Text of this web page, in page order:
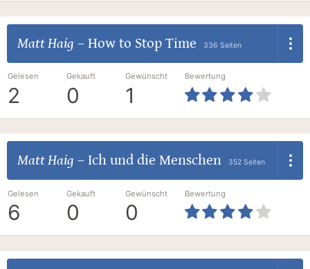
Matt Haig – How to Stop Time 336 Seiten
Gelesen
2
Gekauft
0
Gewünscht
1
Bewertung
Matt Haig – Ich und die Menschen 352 Seiten
Gelesen
6
Gekauft
0
Gewünscht
0
Bewertung